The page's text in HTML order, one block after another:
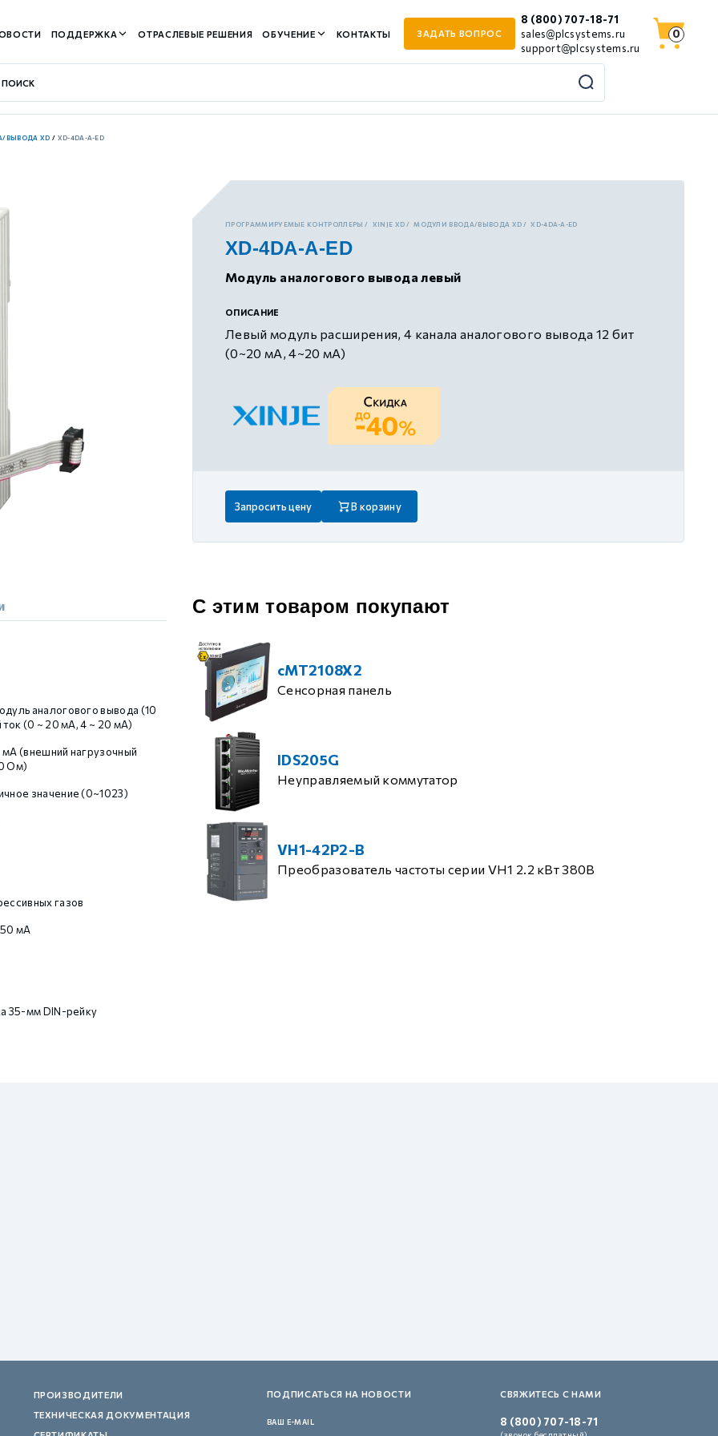
ПОДДЕРЖКА ОТРАСЛЕВЫЕ РЕШЕНИЯ ОБУЧЕНИЕ КОНТАКТЫ ЗАДАТЬ ВОПРОС
8 (800) 707-18-71
sales@plcsystems.ru
support@plcsystems.ru
0
ВЫВОДА XD / XD-4DA-A-ED
ПРОГРАММИРУЕМЫЕ КОНТРОЛЛЕРЫ XINJE XD МОДУЛИ ВВОДА/ВЫВОДА XD XD-4DA-A-ED
XD-4DA-A-ED
Модуль аналогового вывода левый
ОПИСАНИЕ
Левый модуль расширения, 4 канала аналогового вывода 12 бит
(0~20 мА, 4~20 мА)
Запросить цену В корзину
аналогового вывода (10
ток (0 ~ 20 мА, 4 ~ 20 мА)
(внешний нагрузочный
Ом)
значение (0~1023)
газов
мА
35-мм DIN-рейку
С этим товаром покупают
cMT2108X2
Сенсорная панель
IDS205G
Неуправляемый коммутатор
VH1-42P2-B
Преобразователь частоты серии VH1 2.2 кВт 380В
ПРОИЗВОДИТЕЛИ
ТЕХНИЧЕСКАЯ ДОКУМЕНТАЦИЯ
ПОДПИСАТЬСЯ НА НОВОСТИ
ВАШ E-MAIL
СВЯЖИТЕСЬ С НАМИ
8 (800) 707-18-71
с разомкнутым контуром)
контуром)